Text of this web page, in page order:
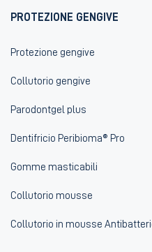
PROTEZIONE GENGIVE
Protezione gengive
Collutorio gengive
Parodontgel plus
Dentifricio Peribioma® Pro
Gomme masticabili
Collutorio mousse
Collutorio in mousse